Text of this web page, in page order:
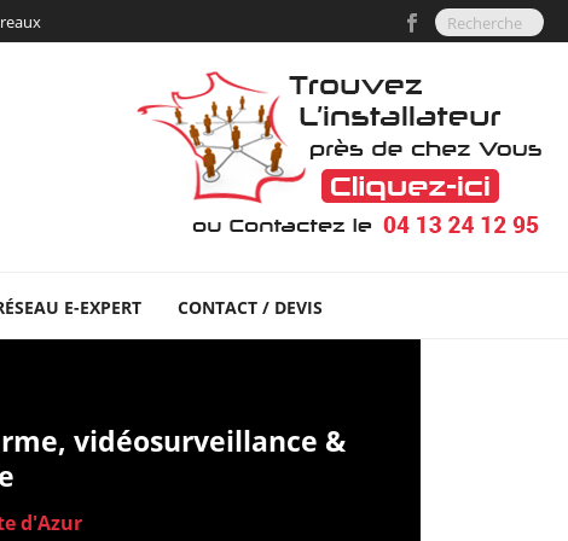
E-EXPERT CONTACT / DEVIS
vidéosurveillance &
d'Azur